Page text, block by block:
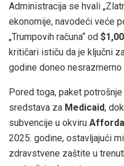
Administracija se hvali
ekonomije, navodeći veće
„Trumpovih računa“ od
kritičari ističu da je ključni
godine doneo
Pored toga, paket
sredstava za Medicaid,
subvencije u okviru
2025. godine, ostavljajući
zdravstvene zaštite u